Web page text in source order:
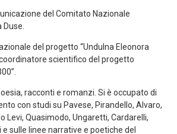
del Comitato Nazionale
del progetto “Undulna Eleonora
scientifico del progetto
racconti e romanzi. Si è occupato di
con studi su Pavese, Pirandello, Alvaro,
Levi, Quasimodo, Ungaretti, Cardarelli,
sulle linee narrative e poetiche del